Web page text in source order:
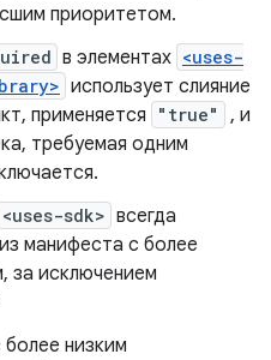
приоритетом.
в элементах <uses-
использует слияние
применяется "true"
, и
требуемая одним
<uses-sdk> всегда
манифеста с более
за исключением
низким